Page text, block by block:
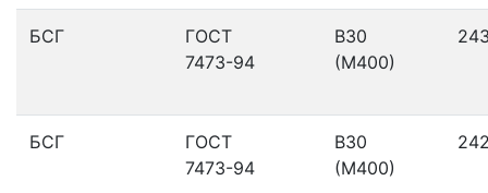
БСГ
ГОСТ
7473-94
В30
(М400)
БСГ
ГОСТ
7473-94
В30
(М400)